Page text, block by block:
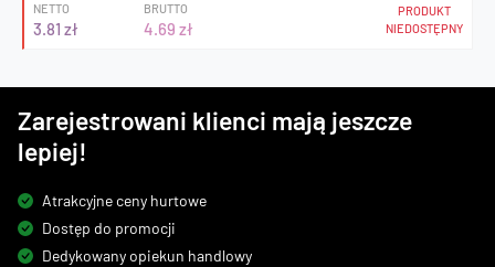
NETTO
3.81 zł
BRUTTO
4.69 zł
PRODUKT
NIEDOSTĘPNY
Zarejestrowani klienci mają jeszcze
lepiej!
Atrakcyjne ceny hurtowe
Dostęp do promocji
Dedykowany opiekun handlowy